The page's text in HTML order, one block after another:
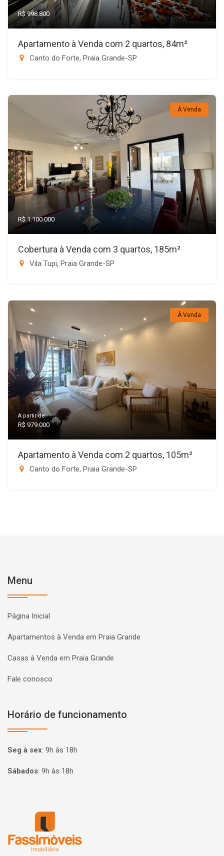
R$ 998.800
Apartamento à Venda com 2 quartos, 84m²
Canto do Forte, Praia Grande-SP
À Venda
R$ 1.100.000
Cobertura à Venda com 3 quartos, 185m²
Vila Tupi, Praia Grande-SP
À Venda
A partir de:
R$ 979.000
Apartamento à Venda com 2 quartos, 105m²
Canto do Forte, Praia Grande-SP
Menu
Página Inicial
Apartamentos à Venda em Praia Grande
Casas à Venda em Praia Grande
Fale conosco
Horário de funcionamento
Seg à sex: 9h às 18h
Sábados: 9h às 18h